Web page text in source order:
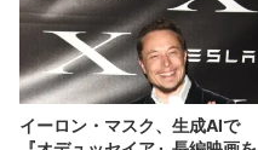
イーロン・マスク、生成AIで